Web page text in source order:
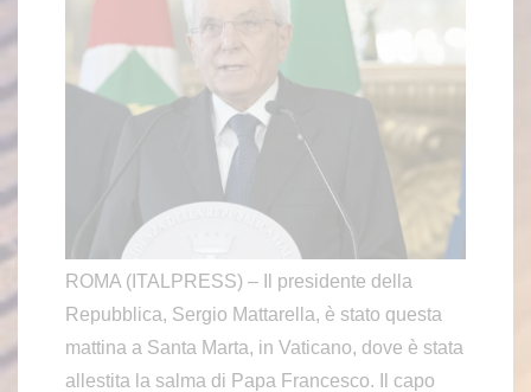
ROMA (ITALPRESS) – Il presidente della
Repubblica, Sergio Mattarella, è stato questa
mattina a Santa Marta, in Vaticano, dove è stata
allestita la salma di Papa Francesco. Il capo